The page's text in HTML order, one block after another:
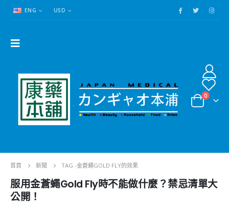
ENG USD
0
首頁 新聞 TAG -金蒼蠅GOLD FLY的效果
服用金蒼蠅Gold Fly時不能做什麼？禁忌清單大
公開！